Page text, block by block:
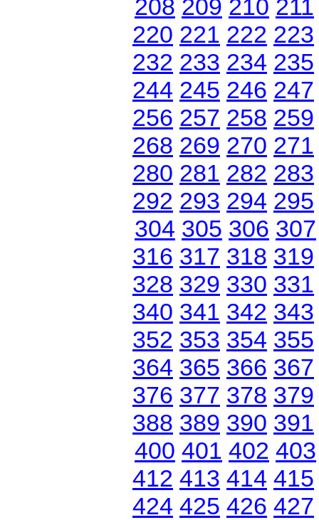
208 209 210 211
220 221 222 223
232 233 234 235
244 245 246 247
256 257 258 259
268 269 270 271
280 281 282 283
292 293 294 295
304 305 306 307
316 317 318 319
328 329 330 331
340 341 342 343
352 353 354 355
364 365 366 367
376 377 378 379
388 389 390 391
400 401 402 403
412 413 414 415
424 425 426 427